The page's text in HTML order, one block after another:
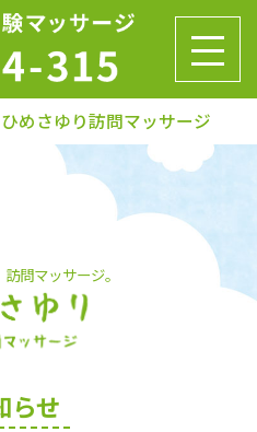
めさゆり訪問マッサージ
問マッサージ。
らせ